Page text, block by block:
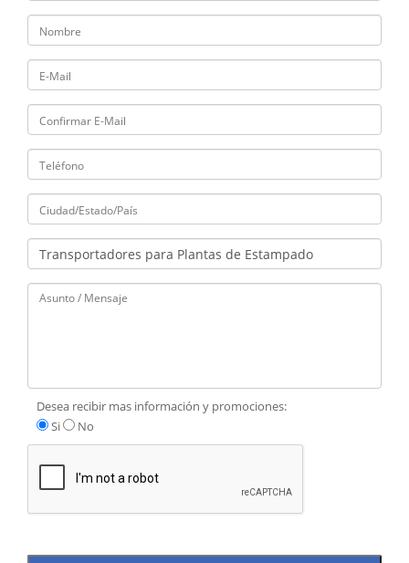
Desea recibir mas información y promociones:
Si
No